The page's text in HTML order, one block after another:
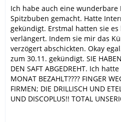
Ich habe auch eine
Spitzbuben gemacht. Hatte
gekündigt. Erstmal hatten sie
verlängert. Indem sie mir das
verzögert abschickten. Okay
zum 30.11. gekündigt. SIE
DEN SAFT ABGEDREHT. Ich
MONAT BEZAHLT???? FINGER
FIRMEN; DIE DRILLISCH UND
UND DISCOPLUS!! TOTAL